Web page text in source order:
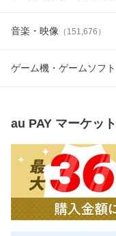
音楽・映像 （ 151,676 ）
ゲーム機・ゲームソフト
au PAY マーケット